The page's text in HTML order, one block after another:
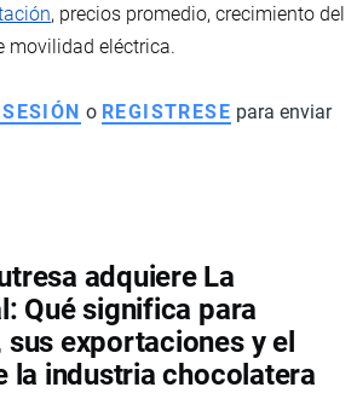
, precios promedio, crecimiento del
movilidad eléctrica.
o REGISTRESE para enviar
adquiere La
Qué significa para
sus exportaciones y el
la industria chocolatera